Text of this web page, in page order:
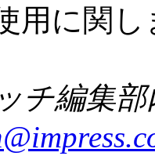
用に関
チ編集部